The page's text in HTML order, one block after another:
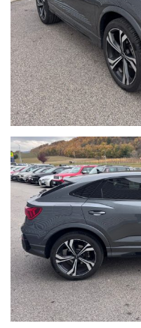
Siamo facilmente
o dalla stazione di Arezzo
I dettagli dei veicoli inseriti
o dal nostro operatore
qualche errore, pertanto
e prima dell'acquisto, vi
sia la correttezza dei
con l'ausilio di un vostro
Buon acquisto!